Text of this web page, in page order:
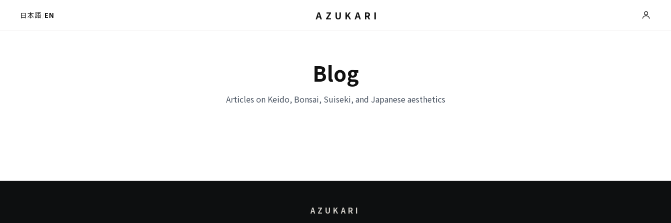
日本語/EN AZUKARI
Blog
Articles on Keido, Bonsai, Suiseki, and Japanese aesthetics
AZUKARI